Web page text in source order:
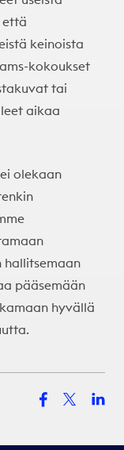
että
keinoista
kokoukset
tai
aikaa
olekaan
pääsemään
hyvällä